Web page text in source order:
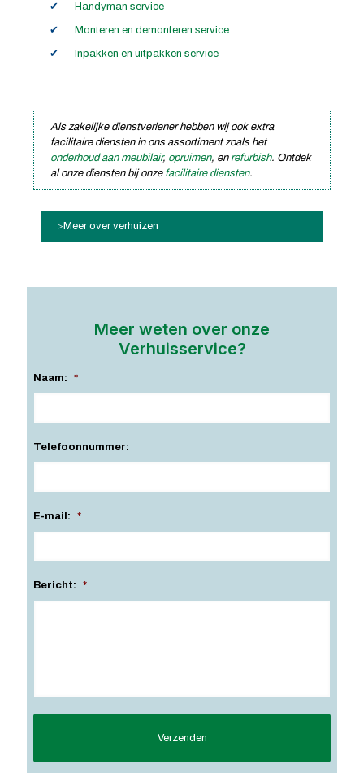
Handyman service
Monteren en demonteren service
Inpakken en uitpakken service
Als zakelijke dienstverlener hebben wij ook extra
facilitaire diensten in ons assortiment zoals het
onderhoud aan meubilair, opruimen, en refurbish. Ontdek
al onze diensten bij onze facilitaire diensten.
Meer over verhuizen
Meer weten over onze
Verhuisservice?
Naam: *
Telefoonnummer:
E-mail: *
Bericht: *